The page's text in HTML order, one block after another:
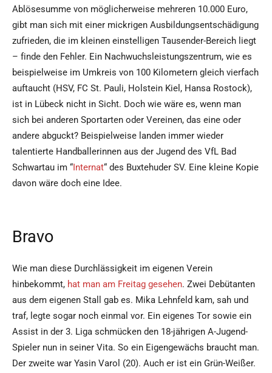
Ablösesumme von möglicherweise mehreren 10.000 Euro,
gibt man sich mit einer mickrigen Ausbildungsentschädigung
zufrieden, die im kleinen einstelligen Tausender-Bereich liegt
– finde den Fehler. Ein Nachwuchsleistungszentrum, wie es
beispielweise im Umkreis von 100 Kilometern gleich vierfach
auftaucht (HSV, FC St. Pauli, Holstein Kiel, Hansa Rostock),
ist in Lübeck nicht in Sicht. Doch wie wäre es, wenn man
sich bei anderen Sportarten oder Vereinen, das eine oder
andere abguckt? Beispielweise landen immer wieder
talentierte Handballerinnen aus der Jugend des VfL Bad
Schwartau im “Internat“ des Buxtehuder SV. Eine kleine Kopie
davon wäre doch eine Idee.
Bravo
Wie man diese Durchlässigkeit im eigenen Verein
hinbekommt, hat man am Freitag gesehen. Zwei Debütanten
aus dem eigenen Stall gab es. Mika Lehnfeld kam, sah und
traf, legte sogar noch einmal vor. Ein eigenes Tor sowie ein
Assist in der 3. Liga schmücken den 18-jährigen A-Jugend-
Spieler nun in seiner Vita. So ein Eigengewächs braucht man.
Der zweite war Yasin Varol (20). Auch er ist ein Grün-Weißer.